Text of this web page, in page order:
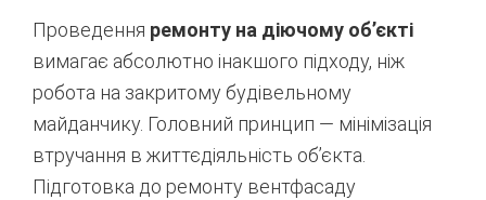
Проведення ремонту на діючому об’єкті
вимагає абсолютно інакшого підходу, ніж
робота на закритому будівельному
майданчику. Головний принцип — мінімізація
втручання в життєдіяльність об’єкта.
Підготовка до ремонту вентфасаду